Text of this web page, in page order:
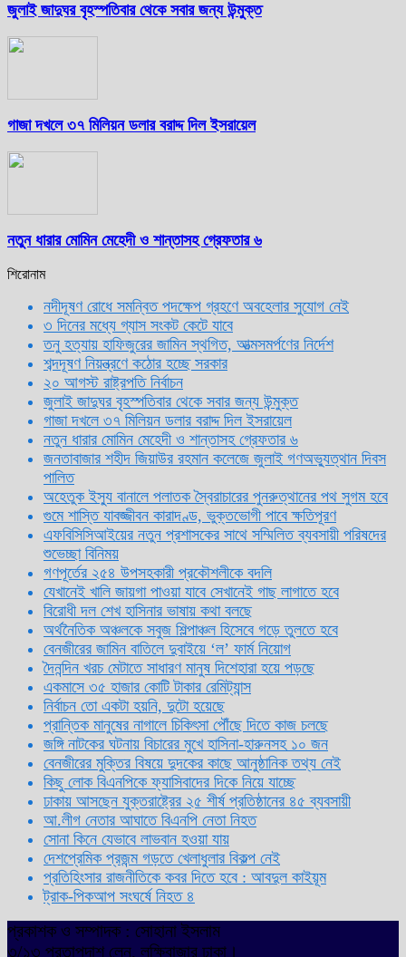
জুলাই জাদুঘর বৃহস্পতিবার থেকে সবার জন্য উন্মুক্ত
গাজা দখলে ৩৭ মিলিয়ন ডলার বরাদ্দ দিল ইসরায়েল
নতুন ধারার মোমিন মেহেদী ও শান্তাসহ গ্রেফতার ৬
শিরোনাম
নদীদূষণ রোধে সমন্বিত পদক্ষেপ গ্রহণে অবহেলার সুযোগ নেই
৩ দিনের মধ্যে গ্যাস সংকট কেটে যাবে
তনু হত্যায় হাফিজুরের জামিন স্থগিত, আত্মসমর্পণের নির্দেশ
শব্দদূষণ নিয়ন্ত্রণে কঠোর হচ্ছে সরকার
২০ আগস্ট রাষ্ট্রপতি নির্বাচন
জুলাই জাদুঘর বৃহস্পতিবার থেকে সবার জন্য উন্মুক্ত
গাজা দখলে ৩৭ মিলিয়ন ডলার বরাদ্দ দিল ইসরায়েল
নতুন ধারার মোমিন মেহেদী ও শান্তাসহ গ্রেফতার ৬
জনতাবাজার শহীদ জিয়াউর রহমান কলেজে জুলাই গণঅভ্যুত্থান দিবস
পালিত
অহেতুক ইস্যু বানালে পলাতক স্বৈরাচারের পুনরুত্থানের পথ সুগম হবে
গুমে শাস্তি যাবজ্জীবন কারাদণ্ড, ভুক্তভোগী পাবে ক্ষতিপূরণ
এফবিসিসিআইয়ের নতুন প্রশাসকের সাথে সম্মিলিত ব্যবসায়ী পরিষদের
শুভেচ্ছা বিনিময়
গণপূর্তের ২৫৪ উপসহকারী প্রকৌশলীকে বদলি
যেখানেই খালি জায়গা পাওয়া যাবে সেখানেই গাছ লাগাতে হবে
বিরোধী দল শেখ হাসিনার ভাষায় কথা বলছে
অর্থনৈতিক অঞ্চলকে সবুজ শিল্পাঞ্চল হিসেবে গড়ে তুলতে হবে
বেনজীরের জামিন বাতিলে দুবাইয়ে ‌‘ল’ ফার্ম নিয়োগ
দৈনন্দিন খরচ মেটাতে সাধারণ মানুষ দিশেহারা হয়ে পড়ছে
একমাসে ৩৫ হাজার কোটি টাকার রেমিট্যান্স
নির্বাচন তো একটা হয়নি, দুটো হয়েছে
প্রান্তিক মানুষের নাগালে চিকিৎসা পৌঁছে দিতে কাজ চলছে
জঙ্গি নাটকের ঘটনায় বিচারের মুখে হাসিনা-হারুনসহ ১০ জন
বেনজীরের মুক্তির বিষয়ে দুদকের কাছে আনুষ্ঠানিক তথ্য নেই
কিছু লোক বিএনপিকে ফ্যাসিবাদের দিকে নিয়ে যাচ্ছে
ঢাকায় আসছেন যুক্তরাষ্ট্রের ২৫ শীর্ষ প্রতিষ্ঠানের ৪৫ ব্যবসায়ী
আ.লীগ নেতার আঘাতে বিএনপি নেতা নিহত
সোনা কিনে যেভাবে লাভবান হওয়া যায়
দেশপ্রেমিক প্রজন্ম গড়তে খেলাধুলার বিকল্প নেই
প্রতিহিংসার রাজনীতিকে কবর দিতে হবে : আবদুল কাইয়ূম
ট্রাক-পিকআপ সংঘর্ষে নিহত ৪
প্রকাশক ও সম্পাদক : সোহানা ইসলাম
৩/১৩ প্রতাপদাশ লেন, লক্ষিবাজার ঢাকা।